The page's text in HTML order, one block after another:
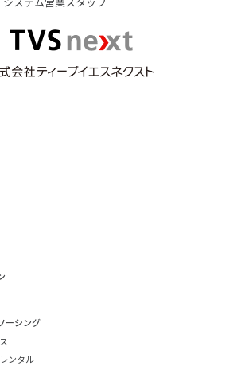
ーシング
ンタル